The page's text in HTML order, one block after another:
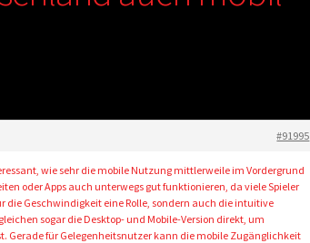
#91995
wie sehr die mobile Nutzung mittlerweile im Vordergrund
oder Apps auch unterwegs gut funktionieren, da viele Spieler
die Geschwindigkeit eine Rolle, sondern auch die intuitive
sogar die Desktop- und Mobile-Version direkt, um
für Gelegenheitsnutzer kann die mobile Zugänglichkeit